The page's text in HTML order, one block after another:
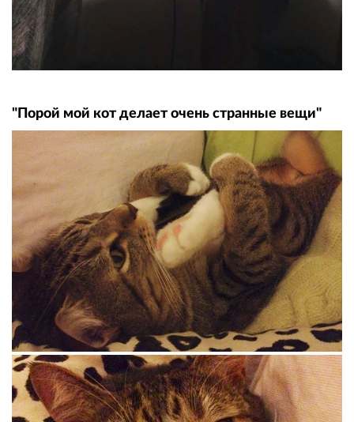
"Порой мой кот делает очень странные вещи"